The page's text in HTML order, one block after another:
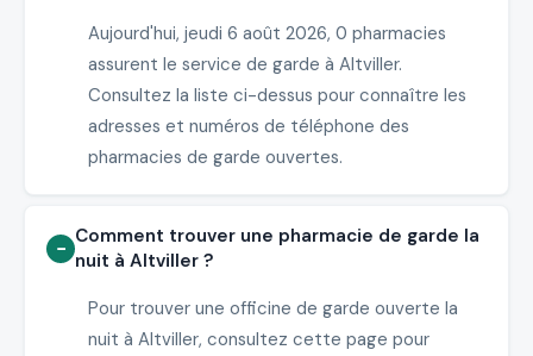
Aujourd'hui, jeudi 6 août 2026, 0 pharmacies
assurent le service de garde à Altviller.
Consultez la liste ci-dessus pour connaître les
adresses et numéros de téléphone des
pharmacies de garde ouvertes.
Comment trouver une pharmacie de garde la
nuit à Altviller ?
Pour trouver une officine de garde ouverte la
nuit à Altviller, consultez cette page pour